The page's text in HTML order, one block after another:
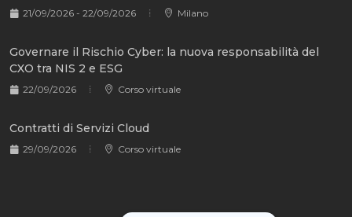
21/09/2026 - 22/09/2026 Milano
Governare il Rischio Cyber: la nuova responsabilità del
CXO tra NIS 2 e ESG
22/09/2026 Corso virtuale
Contratti di Servizi Cloud
29/09/2026 Corso virtuale